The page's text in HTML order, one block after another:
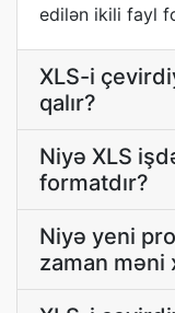
edilən ikili fayl
XLS-i
qalır?
Niyə XLS
formatdır?
Niyə yeni
zaman